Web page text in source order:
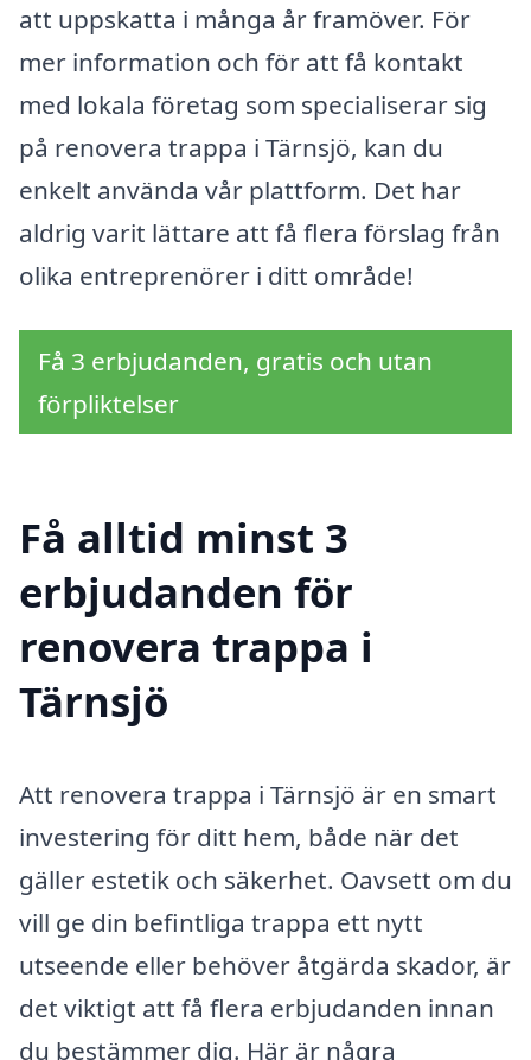
att uppskatta i många år framöver. För
mer information och för att få kontakt
med lokala företag som specialiserar sig
på renovera trappa i Tärnsjö, kan du
enkelt använda vår plattform. Det har
aldrig varit lättare att få flera förslag från
olika entreprenörer i ditt område!
Få 3 erbjudanden, gratis och utan
förpliktelser
Få alltid minst 3
erbjudanden för
renovera trappa i
Tärnsjö
Att renovera trappa i Tärnsjö är en smart
investering för ditt hem, både när det
gäller estetik och säkerhet. Oavsett om du
vill ge din befintliga trappa ett nytt
utseende eller behöver åtgärda skador, är
det viktigt att få flera erbjudanden innan
du bestämmer dig. Här är några